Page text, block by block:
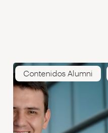
Contenidos Alumni